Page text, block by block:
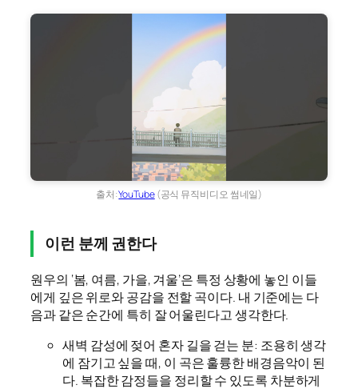
출처:YouTube(공식 뮤직비디오 썸네일)
이런 분께 권한다
원우의 ‘봄, 여름, 가을, 겨울’은 특정 상황에 놓인 이들
에게 깊은 위로와 공감을 전할 곡이다. 내 기준에는 다
음과 같은 순간에 특히 잘 어울린다고 생각한다.
새벽 감성에 젖어 혼자 길을 걷는 분: 조용히 생각
에 잠기고 싶을 때, 이 곡은 훌륭한 배경음악이 된
다. 복잡한 감정들을 정리할 수 있도록 차분하게